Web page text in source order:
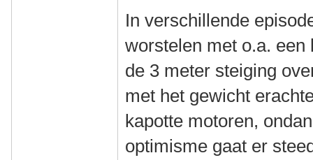
In verschillende
worstelen met o.a.
de 3 meter steiging
met het gewicht
kapotte motoren,
optimisme gaat er